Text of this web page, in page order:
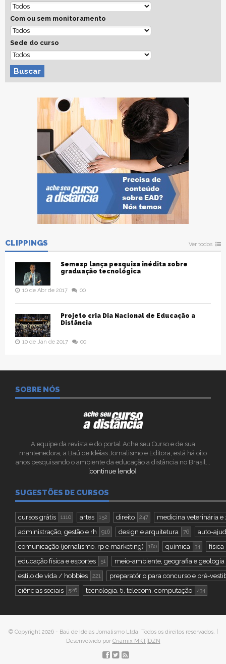
Com ou sem monitoramento
Sede do curso
Buscar
CLIPPINGS Ver todos
Semesp lança pesquisa inédita sobre
graduação tecnológica
10 de Abr de 2017 00
Projeto cria Dia Nacional de Educação a
Distância
10 de Jan de 2017 00
SOBRE NÓS
A equipe da revista e do portal Ache seu Curso e de sua
mantenedora, a Baú de Idéias Jornalismo e Editora, está há oito
anos pesquisando o ambiente da educação a distância no Brasil...
[continue lendo].
SUGESTÕES DE CURSOS
cursos grátis 1110 artes 152 direito 247
medicina veterinária e
administração, gestão e rh
916 design e arquitetura 76
auto-
comunicação (jornalismo, rp e marketing)
180 química 34
física
educação física e esportes
51
meio-ambiente, geografia e geologia
estilo de vida / hobbies
221
preparatório para concurso e pré-
ciências sociais
526 tecnologia, ti, telecom, computação 434
© Copyright 2026 - Baú de Idéias Jornalismo Ltda. Todos os direitos reservados. |
Desenvolvido por Criamix MKT|DZN